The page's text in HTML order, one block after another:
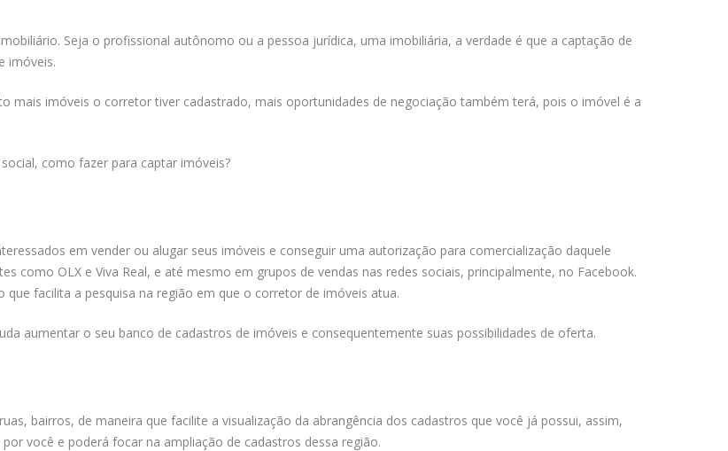
Seja o profissional autônomo ou a pessoa jurídica, uma imobiliária, a verdade é que a captação de
imóveis.
mais imóveis o corretor tiver cadastrado, mais oportunidades de negociação também terá, pois o imóvel é a
como fazer para captar imóveis?
em vender ou alugar seus imóveis e conseguir uma autorização para comercialização daquele
como OLX e Viva Real, e até mesmo em grupos de vendas nas redes sociais, principalmente, no Facebook.
facilita a pesquisa na região em que o corretor de imóveis atua.
aumentar o seu banco de cadastros de imóveis e consequentemente suas possibilidades de oferta.
bairros, de maneira que facilite a visualização da abrangência dos cadastros que você já possui, assim,
você e poderá focar na ampliação de cadastros dessa região.